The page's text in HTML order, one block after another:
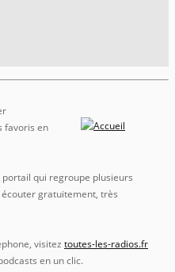
favoris en
portail qui regroupe plusieurs
gratuitement, très
visitez toutes-les-radios.fr
en un clic.